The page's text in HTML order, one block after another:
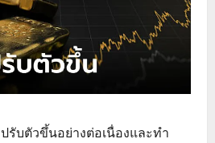
ปรับตัวขึ้นอย่างต่อเนื่องและทำ